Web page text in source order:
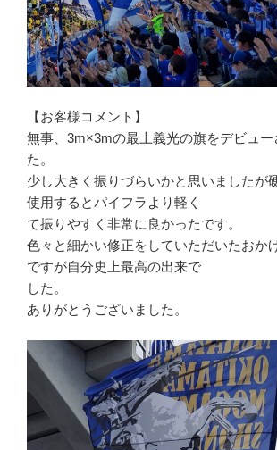
【お客様コメント】
無事、3m×3mの最上義光の旗をデビュー
た。
少し大きく振りづらいかと思いましたが
使用するとパイフラより軽く
て振りやすく非常に良かったです。
色々と細かい修正をしていただいたおか
ですが自分史上最高の出来で
した。
ありがとうございました。